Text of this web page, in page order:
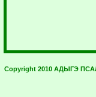
Copyright 2010 АДЫГЭ